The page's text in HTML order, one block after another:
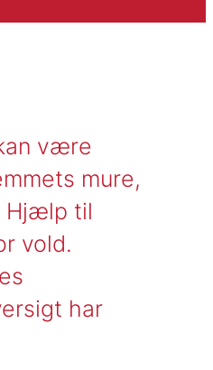
være
mure,
Hjælp til
vold.
har